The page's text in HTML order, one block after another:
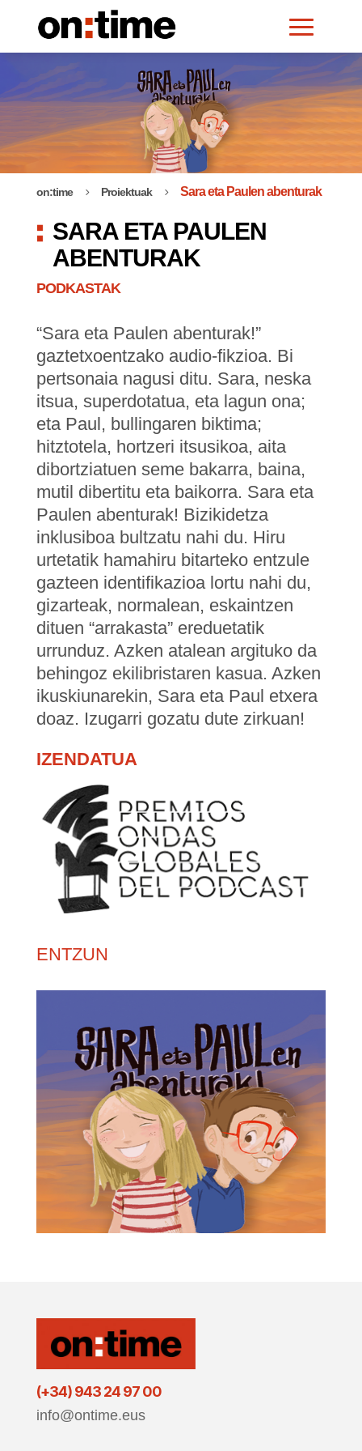
on:time 5 Proiektuak 5 Sara eta Paulen abenturak
SARA ETA PAULEN
ABENTURAK
PODKASTAK
“Sara eta Paulen abenturak!”
gaztetxoentzako audio-fikzioa. Bi
pertsonaia nagusi ditu. Sara, neska
itsua, superdotatua, eta lagun ona;
eta Paul, bullingaren biktima;
hitztotela, hortzeri itsusikoa, aita
dibortziatuen seme bakarra, baina,
mutil dibertitu eta baikorra. Sara eta
Paulen abenturak! Bizikidetza
inklusiboa bultzatu nahi du. Hiru
urtetatik hamahiru bitarteko entzule
gazteen identifikazioa lortu nahi du,
gizarteak, normalean, eskaintzen
dituen “arrakasta” ereduetatik
urrunduz. Azken atalean argituko da
behingoz ekilibristaren kasua. Azken
ikuskiunarekin, Sara eta Paul etxera
doaz. Izugarri gozatu dute zirkuan!
IZENDATUA
ENTZUN
(+34) 943 24 97 00
info@ontime.eus